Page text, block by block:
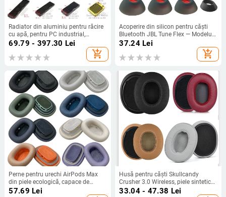
Radiator din aluminiu pentru răcire
cu apă, pentru PC industrial,
disipare prin conducte
69.79 - 397.30 Lei
add_shopping_cart
Acoperire din silicon pentru căști
Bluetooth JBL Tune Flex — Modelul
T029 — Compatibil cu JBL Tune
37.24Lei
add_shopping_cart
Perne pentru urechi AirPods Max
din piele ecologică, capace de
înlocuire compatibile cu generația 1
57.69 Lei
Husă pentru căști Skullcandy
Crusher 3.0 Wireless, piele sintetică,
compatibilă OEM, pentru
33.04 - 47.38 Lei